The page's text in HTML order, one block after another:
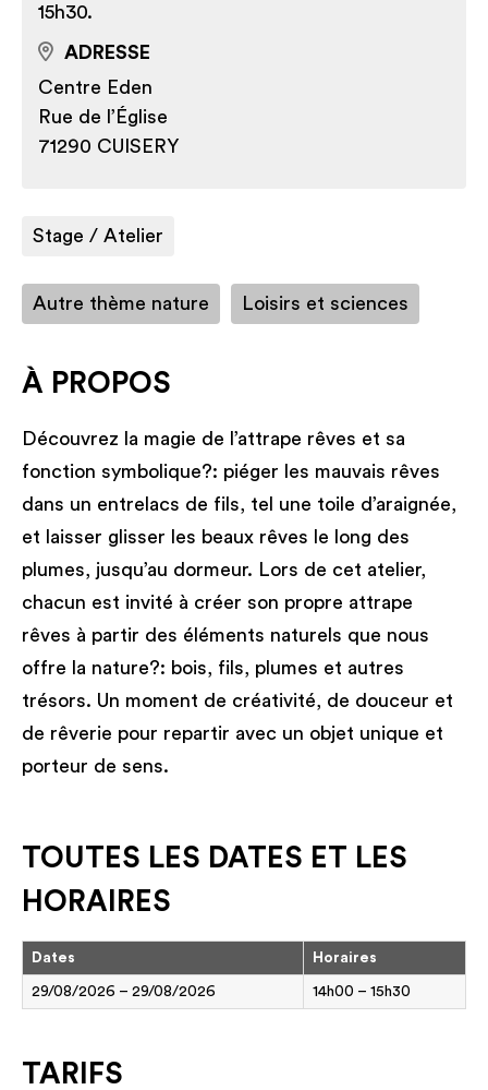
15h30.
ADRESSE
Centre Eden
Rue de l’Église
71290 CUISERY
Stage / Atelier
Autre thème nature Loisirs et sciences
À PROPOS
Découvrez la magie de l’attrape rêves et sa
fonction symbolique?: piéger les mauvais rêves
dans un entrelacs de fils, tel une toile d’araignée,
et laisser glisser les beaux rêves le long des
plumes, jusqu’au dormeur. Lors de cet atelier,
chacun est invité à créer son propre attrape
rêves à partir des éléments naturels que nous
offre la nature?: bois, fils, plumes et autres
trésors. Un moment de créativité, de douceur et
de rêverie pour repartir avec un objet unique et
porteur de sens.
TOUTES LES DATES ET LES
HORAIRES
Dates Horaires
29/08/2026 – 29/08/2026 14h00 – 15h30
TARIFS